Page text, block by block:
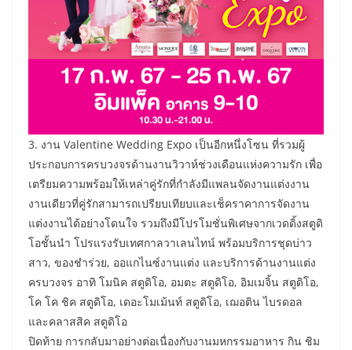
3. งาน Valentine Wedding Expo เป็นอีกหนึ่งโซน ที่รวมผู้
ประกอบการครบวงจรด้านงานวิวาห์ช่วงเดือนแห่งความรัก เพื่อ
เตรียมความพร้อมให้เหล่าคู่รักที่กำลังมีแพลนจัดงานแต่งงาน
งานเดียวที่คู่รักสามารถเปรียบเทียบและเช็คราคาการจัดงาน
แต่งงานได้อย่างโดนใจ รวมถึงมีโปรโมชั่นพิเศษจากเวดดิ้งสตูดิ
โอชั้นนำ โปรแรงรับเทศกาลวาเลนไทน์ พร้อมบริการชุดบ่าว
สาว, ของชำร่วย, ออแกไนซ์งานแต่ง และบริการด้านงานแต่ง
ครบวงจร อาทิ โมนิค สตูดิโอ, อมตะ สตูดิโอ, อิมเมจิ้น สตูดิโอ,
โค โค ชิค สตูดิโอ, เดอะโมเม้นท์ สตูดิโอ, เฌอติน ไบรดอล
และคลาสสิค สตูดิโอ
ปิดท้าย การกลับมาอย่างต่อเนื่องกับงานมหกรรมอาหาร กิน ชิม